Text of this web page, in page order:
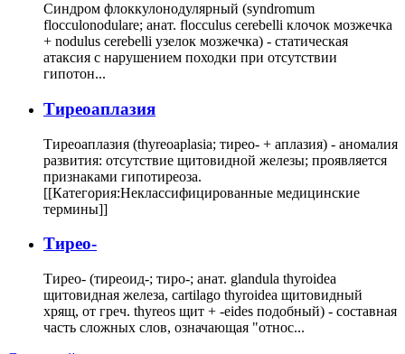
Синдром флоккулонодулярный (syndromum
flocculonodulare; анат. flocculus cerebelli клочок мозжечка
+ nodulus cerebelli узелок мозжечка) - статическая
атаксия с нарушением походки при отсутствии
гипотон...
Тиреоаплазия
Тиреоаплазия (thyreoaplasia; тирео- + аплазия) - аномалия
развития: отсутствие щитовидной железы; проявляется
признаками гипотиреоза.
[[Категория:Неклассифицированные медицинские
термины]]
Тирео-
Тирео- (тиреоид-; тиро-; анат. glandula thyroidea
щитовидная железа, cartilago thyroidea щитовидный
хрящ, от греч. thyreos щит + -eides подобный) - составная
часть сложных слов, означающая "относ...